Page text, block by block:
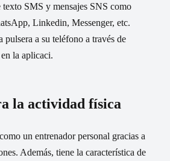
texto SMS y mensajes SNS como
Linkedin, Messenger, etc.
pulsera a su teléfono a través de
la aplicaci.
la actividad física
un entrenador personal gracias a
Además, tiene la característica de